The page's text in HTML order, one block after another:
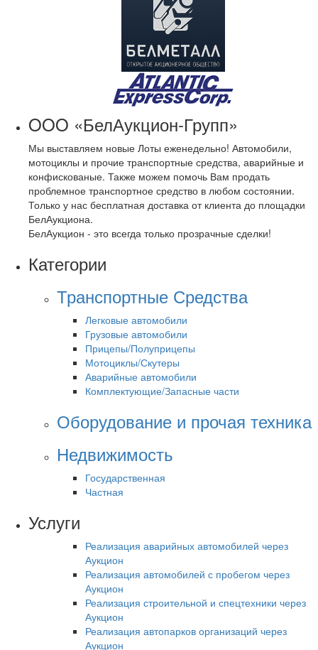
OOO «БелАукцион-Групп»
Мы выставляем новые Лоты еженедельно! Автомобили,
мотоциклы и прочие транспортные средства, аварийные и
конфискованые. Также можем помочь Вам продать
проблемное транспортное средство в любом состоянии.
Только у нас бесплатная доставка от клиента до площадки
БелАукциона.
БелАукцион - это всегда только прозрачные сделки!
Категории
Транспортные Средства
Легковые автомобили
Грузовые автомобили
Прицепы/Полуприцепы
Мотоциклы/Скутеры
Аварийные автомобили
Комплектующие/Запасные части
Оборудование и прочая техника
Недвижимость
Государственная
Частная
Услуги
Реализация аварийных автомобилей через
Аукцион
Реализация автомобилей с пробегом через
Аукцион
Реализация строительной и спецтехники через
Аукцион
Реализация автопарков организаций через
Аукцион